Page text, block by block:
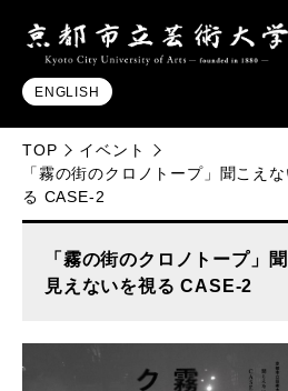
ENGLISH
TOP
イベント
「霧の街のクロノトープ」聞こえ
る CASE-2
「霧の街のクロノトープ」
見えないを視る CASE-2